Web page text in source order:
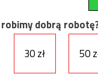
robimy dobrą
30 zł
50